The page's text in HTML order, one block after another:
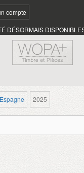
compte
DÉSORMAIS
Espagne 2025